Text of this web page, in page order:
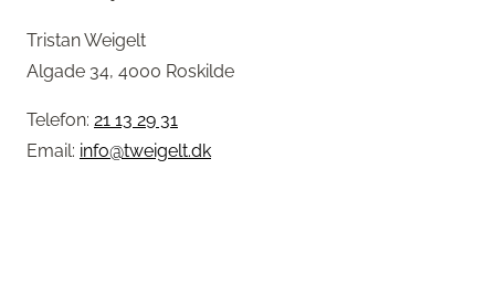
Tristan Weigelt
Algade 34, 4000 Roskilde
Telefon: 21 13 29 31
Email: info@tweigelt.dk